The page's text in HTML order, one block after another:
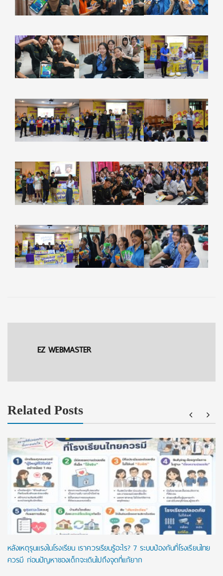
EZ WEBMASTER
Related Posts
หลังเหตุรุนแรงในโรงเรียน เราควรเรียนรู้อะไร? 7 ระบบป้องกันที่โรงเรียนไทย
ควรมี ก่อนปัญหาของเด็กจะเดินไปถึงจุดที่แก้ยาก